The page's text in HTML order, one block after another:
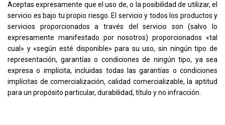
Aceptas expresamente que el uso de, o la posibilidad de utilizar, el
servicio es bajo tu propio riesgo. El servicio y todos los productos y
servicios proporcionados a través del servicio son (salvo lo
expresamente manifestado por nosotros) proporcionados «tal
cual» y «según esté disponible» para su uso, sin ningún tipo de
representación, garantías o condiciones de ningún tipo, ya sea
expresa o implícita, incluidas todas las garantías o condiciones
implícitas de comercialización, calidad comercializable, la aptitud
para un propósito particular, durabilidad, título y no infracción.